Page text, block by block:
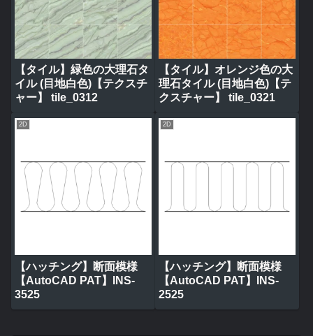
【タイル】緑色の大理石タ
イル (目地白色)【テクスチ
ャー】 tile_0312
【タイル】オレンジ色の大
理石タイル (目地白色)【テ
クスチャー】 tile_0321
2D
【ハッチング】断面模様
【AutoCAD PAT】INS-
3525
2D
【ハッチング】断面模様
【AutoCAD PAT】INS-
2525